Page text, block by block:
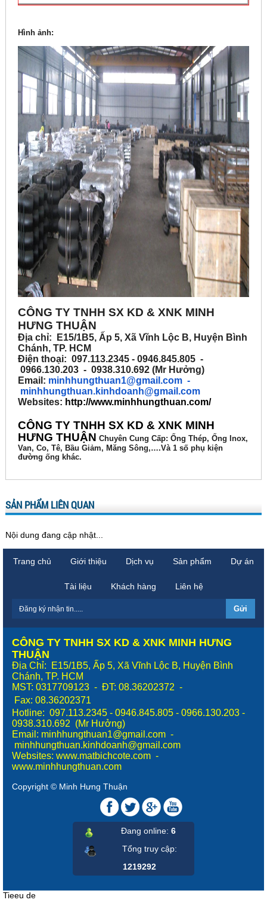
Hình ảnh:
CÔNG TY TNHH SX KD & XNK MINH
HƯNG THUẬN
Địa chỉ: E15/1B5, Ấp 5, Xã Vĩnh Lộc B, Huyện Bình
Chánh, TP. HCM
Điện thoại: 097.113.2345 - 0946.845.805 -
0966.130.203 - 0938.310.692 (Mr Hưởng)
Email: minhhungthuan1@gmail.com -
minhhungthuan.kinhdoanh@gmail.com
Websites: http://www.minhhungthuan.com/
CÔNG TY TNHH SX KD & XNK MINH
HƯNG THUẬN ChuyênCung Cấp: Ống Thép, Ống Inox,
Van, Co, Tê, Bầu Giảm, Măng Sông,….Và 1 số phụ kiện
đường ống khác.
SẢN PHẨM LIÊN QUAN
Nội dung đang cập nhật...
Trang chủ Giới thiệu Dịch vụ Sản phẩm Dự án
Tài liệu Khách hàng Liên hệ
CÔNG TY TNHH SX KD & XNK MINH HƯNG
THUẬN
Địa Chỉ: E15/1B5, Ấp 5, Xã Vĩnh Lộc B, Huyện Bình
Chánh, TP. HCM
MST: 0317709123 - ĐT: 08.36202372 -
Fax: 08.36202371
Hotline: 097.113.2345 - 0946.845.805 - 0966.130.203 -
0938.310.692 (Mr Hưởng)
Email: minhhungthuan1@gmail.com -
minhhungthuan.kinhdoanh@gmail.com
Websites: www.matbichcote.com -
www.minhhungthuan.com
Copyright © Minh Hưng Thuận
Đang online: 6
Tổng truy cập:
1219292
Tieeu de